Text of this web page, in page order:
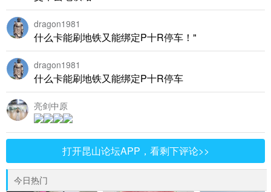
dragon1981
什么卡能刷地铁又能绑定P十R停车！"
dragon1981
什么卡能刷地铁又能绑定P十R停车
亮剑中原
打开昆山论坛APP，看剩下评论>>
今日热门